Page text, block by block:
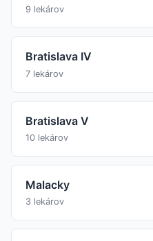
9 lekárov
Bratislava IV
7 lekárov
Bratislava V
10 lekárov
Malacky
3 lekárov